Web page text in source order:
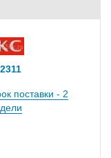
поставки - 2